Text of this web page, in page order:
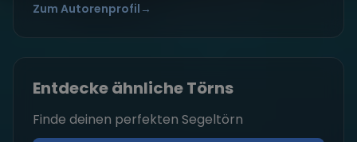
Zum Autorenprofil →
Entdecke ähnliche Törns
Finde deinen perfekten Segeltörn